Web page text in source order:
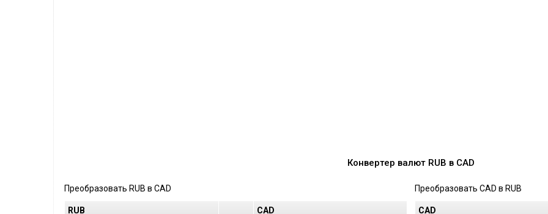
Конвертер валют RUB в CAD
Преобразовать RUB в CAD
RUB CAD
Преобразовать CAD в RUB
CAD